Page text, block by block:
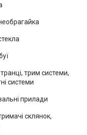
транці, трим системи,
системи
прилади
склянок,